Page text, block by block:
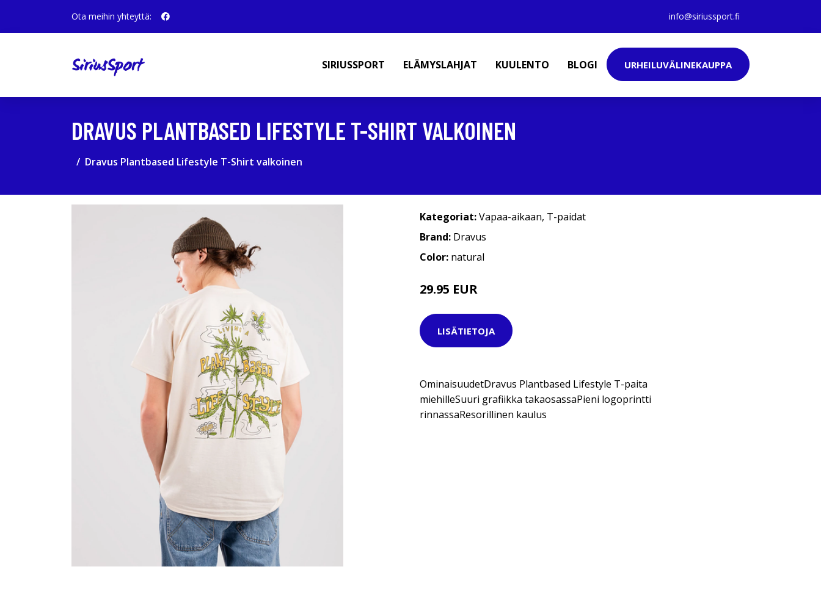
Ota meihin yhteyttä: info@siriussport.fi
SIRIUSSPORT ELÄMYSLAHJAT KUULENTO BLOGI URHEILUVÄLINEKAUPPA
DRAVUS PLANTBASED LIFESTYLE T-SHIRT VALKOINEN
Dravus Plantbased Lifestyle T-Shirt valkoinen
Kategoriat:Vapaa-aikaan, T-paidat
Brand: Dravus
Color: natural
29.95 EUR
LISÄTIETOJA
OminaisuudetDravus Plantbased Lifestyle T-paita
miehilleSuuri grafiikka takaosassaPieni logoprintti
rinnassaResorillinen kaulus